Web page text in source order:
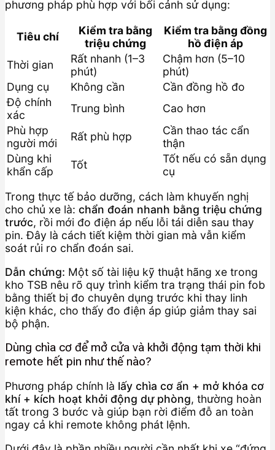
phương pháp phù hợp với bối cảnh sử dụng:
Tiêu chí
Kiểm tra bằng
triệu chứng
Kiểm tra bằng đồng
hồ điện áp
Thời gian
Rất nhanh (1–3
phút)
Chậm hơn (5–10
phút)
Dụng cụ
Không cần
Cần đồng hồ đo
Độ chính
xác
Trung bình
Cao hơn
Phù hợp
người mới
Rất phù hợp
Cần thao tác cẩn
thận
Dùng khi
khẩn cấp
Tốt
Tốt nếu có sẵn dụng
cụ
Trong thực tế bảo dưỡng, cách làm khuyến nghị
cho chủ xe là: chẩn đoán nhanh bằng triệu chứng
trước, rồi mới đo điện áp nếu lỗi tái diễn sau thay
pin. Đây là cách tiết kiệm thời gian mà vẫn kiểm
soát rủi ro chẩn đoán sai.
Dẫn chứng: Một số tài liệu kỹ thuật hãng xe trong
kho TSB nêu rõ quy trình kiểm tra trạng thái pin fob
bằng thiết bị đo chuyên dụng trước khi thay linh
kiện khác, cho thấy đo điện áp giúp giảm thay sai
bộ phận.
Dùng chìa cơ để mở cửa và khởi động tạm thời khi
remote hết pin như thế nào?
Phương pháp chính là lấy chìa cơ ẩn + mở khóa cơ
khí + kích hoạt khởi động dự phòng, thường hoàn
tất trong 3 bước và giúp bạn rời điểm đỗ an toàn
ngay cả khi remote không phát lệnh.